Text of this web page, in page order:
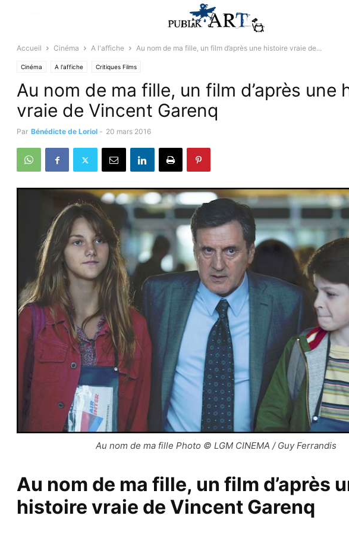
Accueil Cinéma A l'affiche Au nom de ma fille, un film d’après une histoire vraie de...
Cinéma A l'affiche Critiques Films
Au nom de ma fille, un film d’après une
vraie de Vincent Garenq
Par Bénédicte de Loriol - 20 mars 2016
Au nom de ma fille Photo © LGM CINEMA / Guy Ferrandis
Au nom de ma fille, un film d’après
histoire vraie de Vincent Garenq